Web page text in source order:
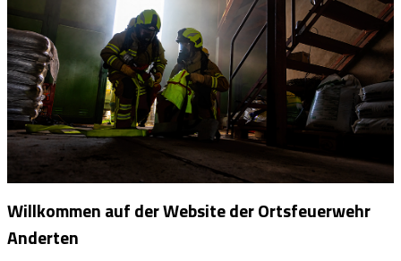
Willkommen auf der Website der Ortsfeuerwehr
Anderten